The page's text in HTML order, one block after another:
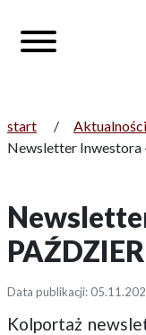
start / Aktualności
Newsletter Inwestora
Data publikacji:
Kolportaż